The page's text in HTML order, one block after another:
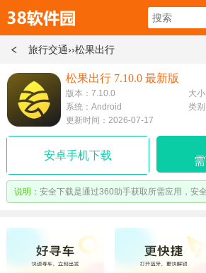
旅行交通››松果出行
松果出行 7.10.0 最新版
版本：7.10.0
大
系统：Android
类别
更新时间：2026-07-17
安卓手机下载
说明： 安全下载是通过360助手获取所需应用，安全